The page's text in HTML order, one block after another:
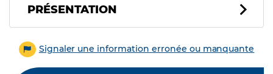
PRÉSENTATION
Signaler une information erronée ou manquante